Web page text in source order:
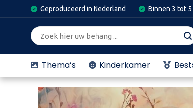
to
Geproduceerd in Nederland Binnen 3 tot
Zoeken
naar:
Thema’s Kinderkamer